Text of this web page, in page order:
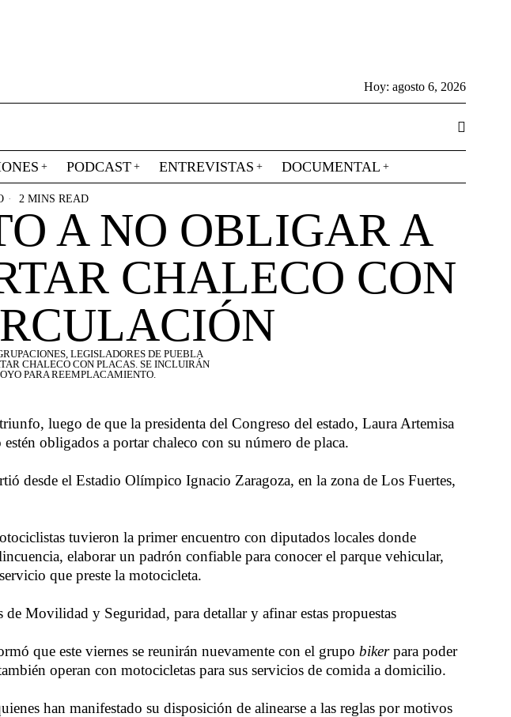
Hoy: agosto 6, 2026
PODCAST ENTREVISTAS DOCUMENTAL
2 MINS READ
A NO OBLIGAR A
CHALECO CON
LEGISLADORES DE PUEBLA
CHALECO CON PLACAS. SE INCLUIRÁN
PARA REEMPLACAMIENTO.
luego de que la presidenta del Congreso del estado, Laura Artemisa
obligados a portar chaleco con su número de placa.
desde el Estadio Olímpico Ignacio Zaragoza, en la zona de Los Fuertes,
tuvieron la primer encuentro con diputados locales donde
elaborar un padrón confiable para conocer el parque vehicular,
que preste la motocicleta.
Movilidad y Seguridad, para detallar y afinar estas propuestas
que este viernes se reunirán nuevamente con el grupo bikerpara poder
operan con motocicletas para sus servicios de comida a domicilio.
han manifestado su disposición de alinearse a las reglas por motivos